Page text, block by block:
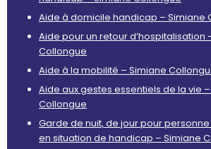
Aide à domicile handicap – Simiane
Aide pour un retour d’hospitalisation
Collongue
Aide à la mobilité – Simiane
Aide aux gestes essentiels de la vie
Collongue
Garde de nuit, de jour pour
en situation de handicap – Simiane